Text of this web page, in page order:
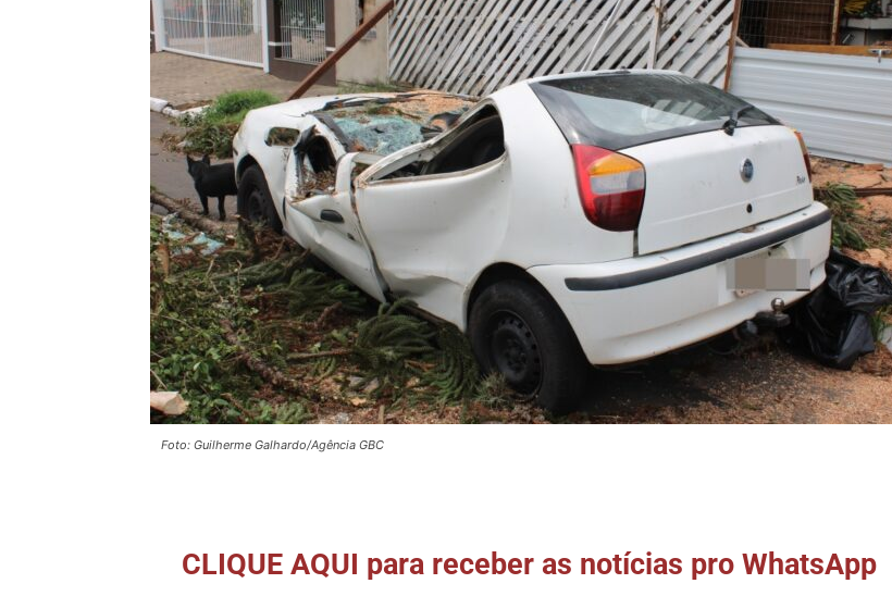
Foto: Guilherme Galhardo/Agência GBC
CLIQUE AQUI para receber as notícias pro WhatsApp